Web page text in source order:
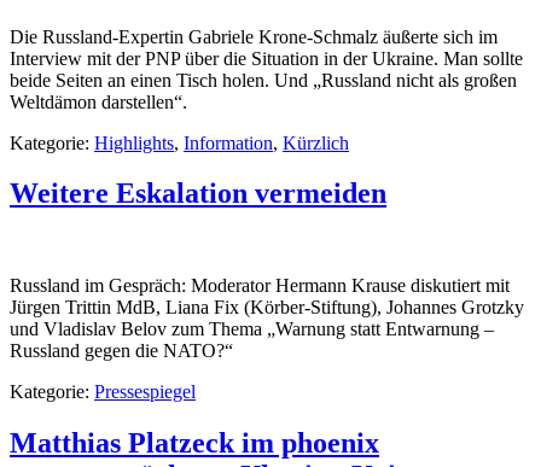
Die Russland-Expertin Gabriele Krone-Schmalz äußerte sich im
Interview mit der PNP über die Situation in der Ukraine. Man sollte
beide Seiten an einen Tisch holen. Und „Russland nicht als großen
Weltdämon darstellen“.
Kategorie: Highlights, Information, Kürzlich
Weitere Eskalation vermeiden
Russland im Gespräch: Moderator Hermann Krause diskutiert mit
Jürgen Trittin MdB, Liana Fix (Körber-Stiftung), Johannes Grotzky
und Vladislav Belov zum Thema „Warnung statt Entwarnung –
Russland gegen die NATO?“
Kategorie: Pressespiegel
Matthias Platzeck im phoenix